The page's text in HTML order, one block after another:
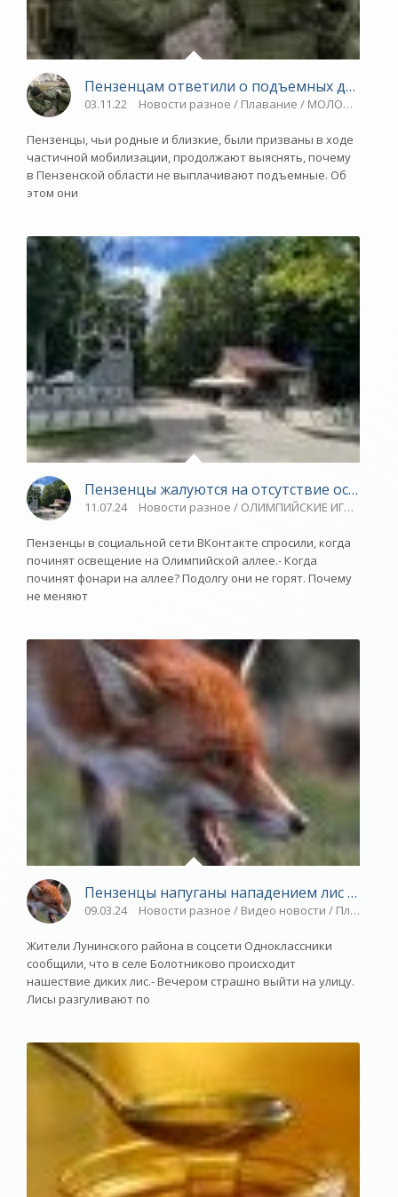
Пензенцам ответили о подъемных для
03.11.22 Новости разное / Плавание / МОЛОДЕЖНОЕ
Пензенцы, чьи родные и близкие, были призваны в ходе
частичной мобилизации, продолжают выяснять, почему
в Пензенской области не выплачивают подъемные. Об
этом они
Пензенцы жалуются на отсутствие
11.07.24 Новости разное / ОЛИМПИЙСКИЕ ИГРЫ /
Пензенцы в социальной сети ВКонтакте спросили, когда
починят освещение на Олимпийской аллее.- Когда
починят фонари на аллее? Подолгу они не горят. Почему
не меняют
Пензенцы напуганы нападением лис на
09.03.24 Новости разное / Видео новости /
Жители Лунинского района в соцсети Одноклассники
сообщили, что в селе Болотниково происходит
нашествие диких лис.- Вечером страшно выйти на улицу.
Лисы разгуливают по